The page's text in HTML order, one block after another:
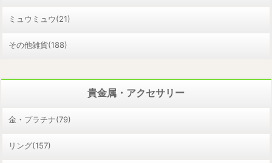
ミュウミュウ(21)
その他雑貨(188)
貴金属・アクセサリー
金・プラチナ(79)
リング(157)